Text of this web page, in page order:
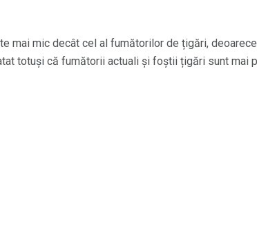
mai mic decât cel al fumătorilor de țigări,
totuși că fumătorii actuali și foștii țigări sunt mai